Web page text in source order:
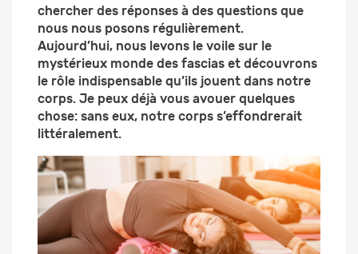
chercher des réponses à des questions que
nous nous posons régulièrement.
Aujourd’hui, nous levons le voile sur le
mystérieux monde des fascias et découvrons
le rôle indispensable qu’ils jouent dans notre
corps. Je peux déjà vous avouer quelques
chose: sans eux, notre corps s’effondrerait
littéralement.